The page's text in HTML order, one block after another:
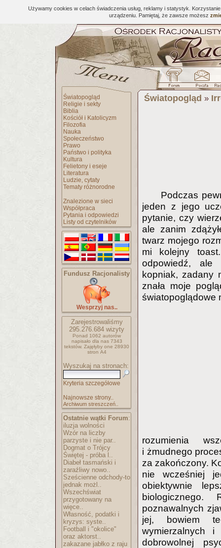
Używamy cookies w celach świadczenia usług, reklamy i statystyk.
urządzeniu. Pamiętaj, że zawsze możesz
Światopogląd
Religie i sekty
Biblia
Kościół i Katolicyzm
Filozofia
Nauka
Społeczeństwo
Prawo
Państwo i polityka
Kultura
Felietony i eseje
Literatura
Ludzie, cytaty
Tematy różnorodne
Znalezione w sieci
Współpraca
Pytania i odpowiedzi
Listy od czytelników
Fundusz Racjonalisty
Wesprzyj nas..
Zarejestrowaliśmy
295.276.684 wizyty
Ponad 1062 autorów
napisało dla nas 7343
tekstów. Zajęłyby one 28930
stron A4
Wyszukaj na stronach:
Kryteria szczegółowe
Najnowsze strony..
Archiwum streszczeń..
Ostatnie wątki Forum:
iluzja wolności
Wzór na liczby
parzyste i nie par..
Dogmat o Trójcy
Świętej - próba l..
Diabeł tasmański i
zaraźliwy nowo..
Sześcienne odchody-to
jednak możl..
Wszechświat
przygotowany na
więce..
Własność, podatki i
kryzys: syste..
Football i "okolice"
oraz aktorst..
zakazane jabłko z raju
Światopogląd »
Podczas
jeden z jego
pytanie, czy
ale zanim
twarz mojego
mi kolejny
odpowiedź, ale
kopniak, zadany
znała moje
światopoglądowe
rozumienia
i żmudnego
za zakończony.
nie wcześniej
obiektywnie
biologicznego.
poznawalnych
jej, bowiem
wymierzalnych i
dobrowolnej